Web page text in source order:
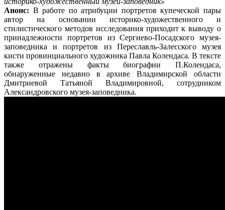
Анонс: В работе по атрибуции портретов купеческой пары
автор на основании историко-художественного и
стилистического методов исследования приходит к выводу о
принадлежности портретов из Сергиево-Посадского музея-
заповедника и портретов из Переславль-Залесского музея
кисти провинциального художника Павла Колендаса. В тексте
также отражены факты биографии П.Колендаса,
обнаруженные недавно в архиве Владимирской области
Дмитриевой Татьяной Владимировной, сотрудником
Александровского музея-заповедника.